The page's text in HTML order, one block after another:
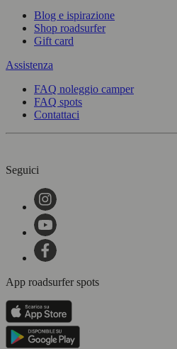
Blog e ispirazione
Shop roadsurfer
Gift card
Assistenza
FAQ noleggio camper
FAQ spots
Contattaci
Seguici
App roadsurfer spots